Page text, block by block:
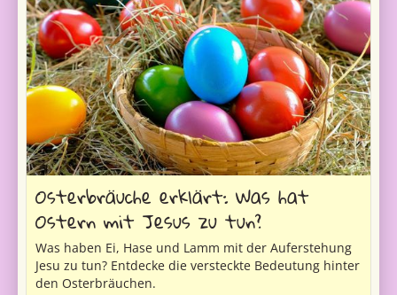
Osterbräuche erklärt: Was hat
Ostern mit Jesus zu tun?
Was haben Ei, Hase und Lamm mit der Auferstehung
Jesu zu tun? Entdecke die versteckte Bedeutung hinter
den Osterbräuchen.